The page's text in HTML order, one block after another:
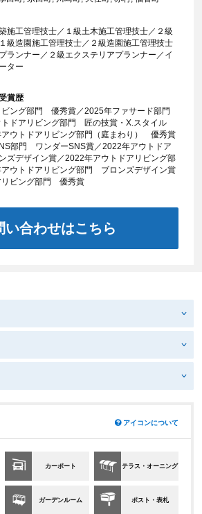
施工管理技士／１級土木施工管理技士／２級
級造園施工管理技士／２級造園施工管理技士
ランナー／２級エクステリアプランナー／イ
ター
賞歴
ビング部門 優秀賞／2025年ファサード部門
ドアリビング部門 匠の技賞・X.スタイル
ウトドアリビング部門（庭まわり） 優秀賞
部門 ワンダーSNS賞／2022年アウトドア
ズデザイン賞／2022年アウトドアリビング部
ウトドアリビング部門 ブロンズデザイン賞
リビング部門 優秀賞
い合わせはこちら
アイコンについて
カーポート テラス・オーニング
ガーデンルーム ポスト・表札